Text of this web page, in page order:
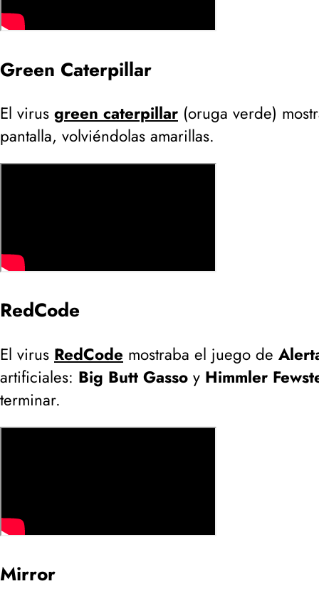
Green Caterpillar
El virus green caterpillar (oruga verde)
pantalla, volviéndolas amarillas.
RedCode
El virus RedCode mostraba el juego de
artificiales: Big Butt Gasso y Himmler
terminar.
Mirror